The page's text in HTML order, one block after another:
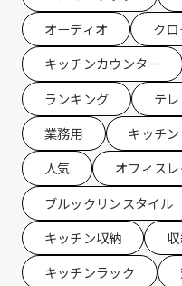
オーディオ
ク
キッチンカウンター
ランキング
テ
業務用
キッチ
人気
オフィス
ブルックリンスタイル
キッチン収納
キッチンラック